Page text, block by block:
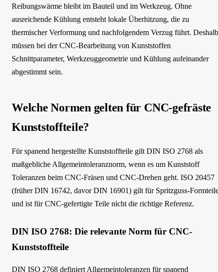
Reibungswärme bleibt im Bauteil und im Werkzeug. Ohne
ausreichende Kühlung entsteht lokale Überhitzung, die zu
thermischer Verformung und nachfolgendem Verzug führt. Deshalb
müssen bei der CNC-Bearbeitung von Kunststoffen
Schnittparameter, Werkzeuggeometrie und Kühlung aufeinander
abgestimmt sein.
Welche Normen gelten für CNC-gefräste
Kunststoffteile?
Für spanend hergestellte Kunststoffteile gilt DIN ISO 2768 als
maßgebliche Allgemeintoleranznorm, wenn es um Kunststoff
Toleranzen beim CNC-Fräsen und CNC-Drehen geht. ISO 20457
(früher DIN 16742, davor DIN 16901) gilt für Spritzguss-
und ist für CNC-gefertigte Teile nicht die richtige Referenz.
DIN ISO 2768: Die relevante Norm für CNC-
Kunststoffteile
DIN ISO 2768 definiert Allgemeintoleranzen für spanend